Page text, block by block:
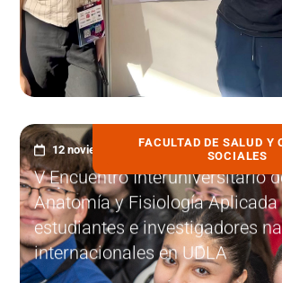
FACULTAD DE SALUD Y
SOCIALES
12 noviembre, 2025
V Encuentro Interuniversitario
Anatomía y Fisiología Aplicada
estudiantes e investigadores
internacionales en UDLA